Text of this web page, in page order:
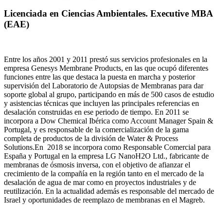
Licenciada en Ciencias Ambientales. Executive MBA
(EAE)
Entre los años 2001 y 2011 prestó sus servicios profesionales en la
empresa Genesys Membrane Products, en las que ocupó diferentes
funciones entre las que destaca la puesta en marcha y posterior
supervisión del Laboratorio de Autopsias de Membranas para dar
soporte global al grupo, participando en más de 500 casos de estudio
y asistencias técnicas que incluyen las principales referencias en
desalación construidas en ese periodo de tiempo. En 2011 se
incorpora a Dow Chemical Ibérica como Account Manager Spain &
Portugal, y es responsable de la comercialización de la gama
completa de productos de la división de Water & Process
Solutions.En 2018 se incorpora como Responsable Comercial para
España y Portugal en la empresa LG NanoH2O Ltd., fabricante de
membranas de ósmosis inversa, con el objetivo de afianzar el
crecimiento de la compañía en la región tanto en el mercado de la
desalación de agua de mar como en proyectos industriales y de
reutilización. En la actualidad además es responsable del mercado de
Israel y oportunidades de reemplazo de membranas en el Magreb.